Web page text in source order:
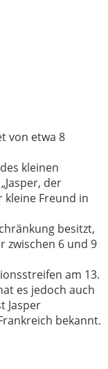
von etwa 8
kleinen
der
kleine Freund in
besitzt,
zwischen 6 und 9
am 13.
es jedoch auch
Jasper
bekannt.